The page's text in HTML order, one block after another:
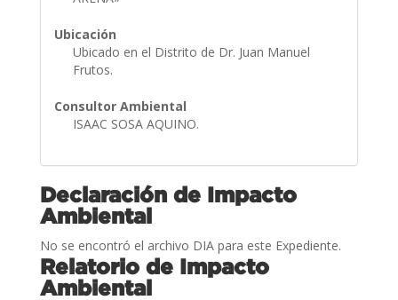
Ubicación
Ubicado en el Distrito de Dr. Juan Manuel
Frutos.
Consultor Ambiental
ISAAC SOSA AQUINO.
Declaración de Impacto
Ambiental
No se encontró el archivo DIA para este Expediente.
Relatorio de Impacto
Ambiental